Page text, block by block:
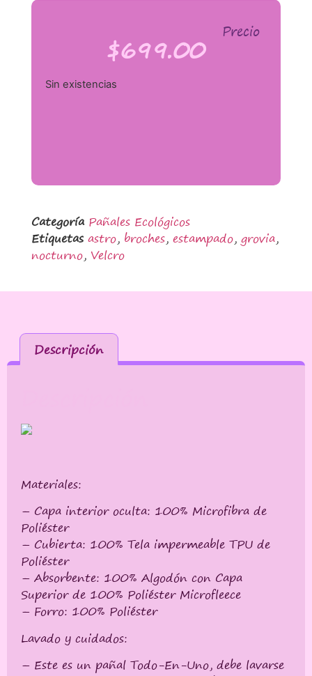
Precio
$699.00
Sin existencias
Categoría Pañales Ecológicos
Etiquetas astro, broches, estampado, grovia,
nocturno, Velcro
Descripción
Materiales:
– Capa interior oculta: 100% Microfibra de
Poliéster
– Cubierta: 100% Tela impermeable TPU de
Poliéster
– Absorbente: 100% Algodón con Capa
Superior de 100% Poliéster Microfleece
– Forro: 100% Poliéster
Lavado y cuidados:
– Este es un pañal Todo-En-Uno, debe lavarse